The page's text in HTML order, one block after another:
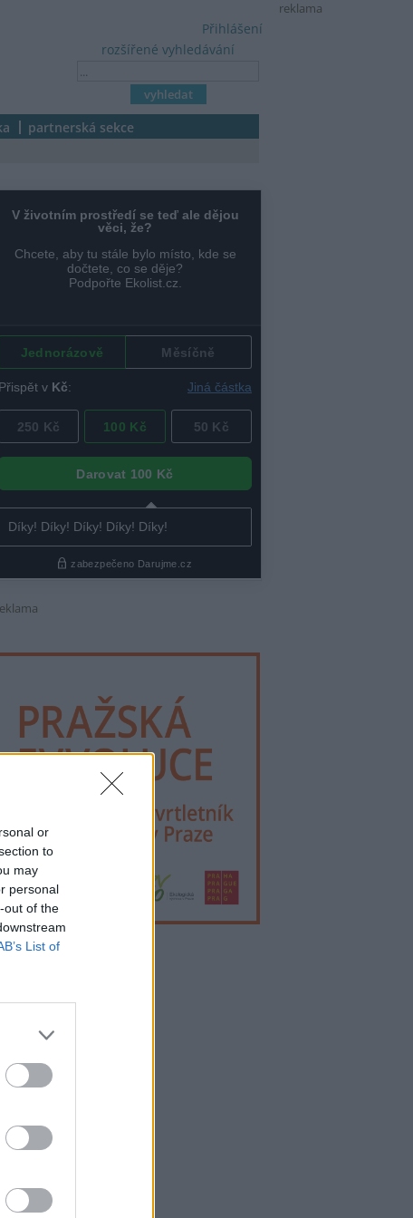
or
to
may
personal
out of the
List of
reklama
rozšířené vyhledávání
Přihlášení
partnerská sekce